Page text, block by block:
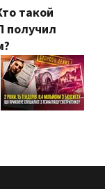
такой
получил